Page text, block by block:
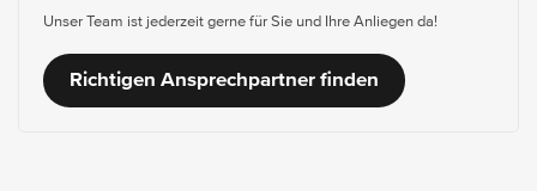
Unser Team ist jederzeit gerne für Sie und Ihre Anliegen da!
Richtigen Ansprechpartner finden